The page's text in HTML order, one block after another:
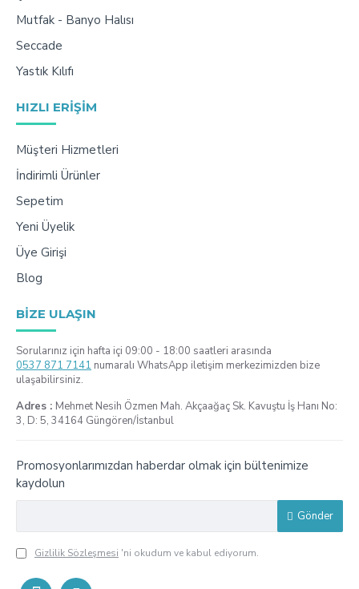
Mutfak - Banyo Halısı
Seccade
Yastık Kılıfı
HIZLI ERIŞIM
Müşteri Hizmetleri
İndirimli Ürünler
Sepetim
Yeni Üyelik
Üye Girişi
Blog
BIZE ULAŞIN
Sorularınız için hafta içi 09:00 - 18:00 saatleri arasında
0537 871 7141 numaralı WhatsApp iletişim merkezimizden bize
ulaşabilirsiniz.
Adres : Mehmet Nesih Özmen Mah. Akçaağaç Sk. Kavuştu İş Hanı No:
3, D: 5, 34164 Güngören/İstanbul
Promosyonlarımızdan haberdar olmak için bültenimize
kaydolun
Gönder
Gizlilik Sözleşmesi 'ni okudum ve kabul ediyorum.